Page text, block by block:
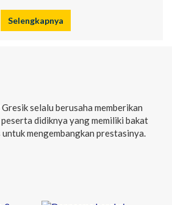
Selengkapnya
selalu berusaha memberikan
didiknya yang memiliki bakat
untuk mengembangkan prestasinya.